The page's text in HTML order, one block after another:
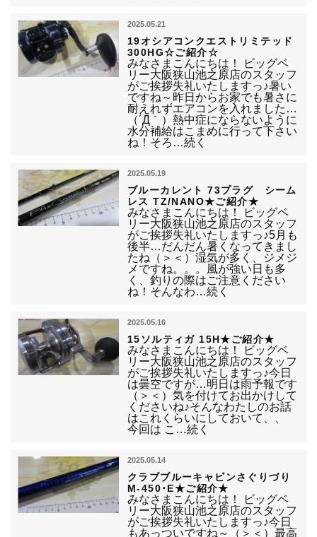
2025.05.21
19オシアコンクエストリミテッド
300HG☆ご紹介☆
みなさまこんにちは！ ビッグベ
リー大阪狭山池之原店のスタッフ
がご挨拶失礼いたしますっ♪暑い
ですね～昨日からお家でも暑さに
耐えれずエアコンを入れました…
（´Д｀）熱中症にならないように
水分補給はこまめに行って下さい
ね！そろ…続く
2025.05.19
ブルーカレント 73プラグ シーム
レス TZ/NANO★ご紹介★
みなさまこんにちは！ ビッグベ
リー大阪狭山池之原店のスタッフ
がご挨拶失礼いたしますっ♪5月も
後半…だんだん暑くなってきまし
たね（＞＜）湿気が多く、ジメジ
メですね。。。風が強い日も多
く、釣りの際はご注意ください
ね！そんなわ…続く
2025.05.16
15ソルティガ 15H★ご紹介★
みなさまこんにちは！ ビッグベ
リー大阪狭山池之原店のスタッフ
がご挨拶失礼いたしますっ♪今日
は曇空ですが…明日は雨予報です
（＞＜）気を付けてお出かけして
くださいね♪そんなわたしのお話
はこれくらいにしておいて、、
今回は こ…続く
2025.05.14
クラブブルーキャビンさぐりづり
M-450･E★ご紹介★
みなさまこんにちは！ ビッグベ
リー大阪狭山池之原店のスタッフ
がご挨拶失礼いたしますっ♪今日
もあっついですね～（＞＜）最高